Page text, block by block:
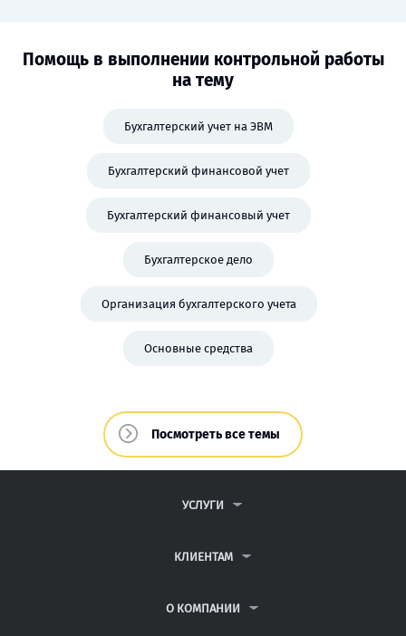
Помощь в выполнении контрольной работы
на тему
Бухгалтерский учет на ЭВМ
Бухгалтерский финансовой учет
Бухгалтерский финансовый учет
Бухгалтерское дело
Организация бухгалтерского учета
Основные средства
Посмотреть все темы
УСЛУГИ
ДИПЛОМНЫЕ РАБОТЫ
РЕФЕРАТЫ
КЛИЕНТАМ
АНТИПЛАГИАТ
О КОМПАНИИ